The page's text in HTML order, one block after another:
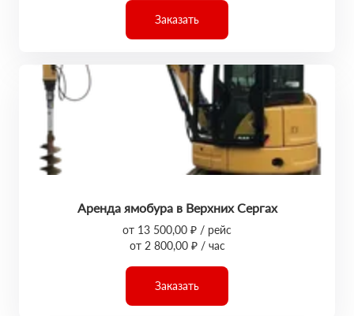
Заказать
Аренда ямобура в Верхних Сергах
от 13 500,00 ₽ / рейс
от 2 800,00 ₽ / час
Заказать